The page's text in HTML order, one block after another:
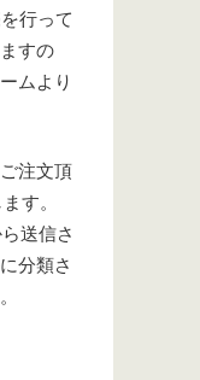
行って
すの
ムより
注文頂
す。
送信さ
分類さ